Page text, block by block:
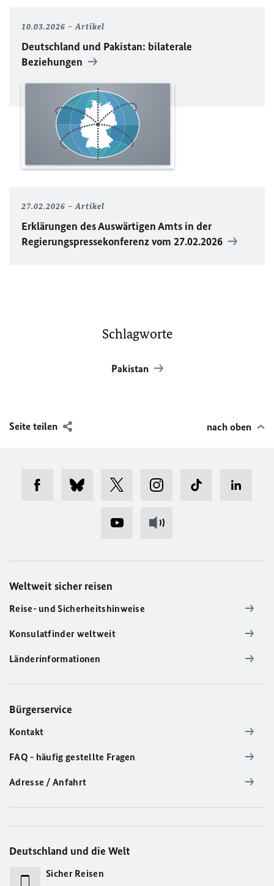
10.03.2026 Artikel
Deutschland und Pakistan: bilaterale
Beziehungen
27.02.2026 Artikel
Erklärungen des Auswärtigen Amts in der
Regierungspressekonferenz vom 27.02.2026
Schlagworte
Pakistan
Seite teilen nach oben
Weltweit sicher reisen
Reise- und Sicherheitshinweise
Konsulatfinder weltweit
Länderinformationen
Bürgerservice
Kontakt
FAQ - häufig gestellte Fragen
Adresse / Anfahrt
Deutschland und die Welt
Sicher Reisen